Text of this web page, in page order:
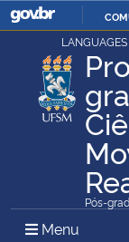
Ministério da Justiça e
Ministério da Defesa
Ministério das Relações
Ministério da Economia
LANGUAGES
Pós-
Menu